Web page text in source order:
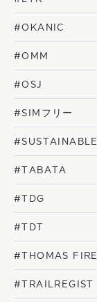
#OKANIC
#OMM
#OSJ
#SIMフリー
#SUSTAINABLE
#TABATA
#TDG
#TDT
#THOMAS FIRE
#TRAILREGIST